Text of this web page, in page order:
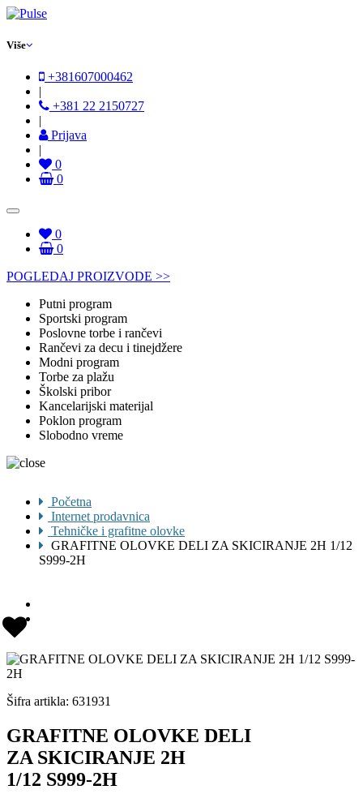
Više
+381607000462
|
+381 22 2150727
|
Prijava
|
0
0
0
0
POGLEDAJ PROIZVODE >>
Putni program
Sportski program
Poslovne torbe i rančevi
Rančevi za decu i tinejdžere
Modni program
Torbe za plažu
Školski pribor
Kancelarijski materijal
Poklon program
Slobodno vreme
Početna
Internet prodavnica
Tehničke i grafitne olovke
GRAFITNE OLOVKE DELI ZA SKICIRANJE 2H 1/12
S999-2H
Šifra artikla: 631931
GRAFITNE OLOVKE DELI
ZA SKICIRANJE 2H
1/12 S999-2H